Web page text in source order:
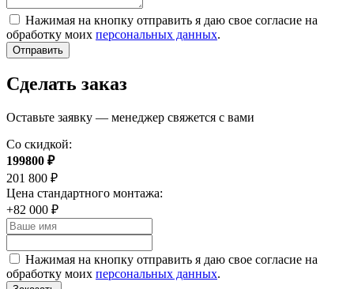
Нажимая на кнопку отправить я даю свое согласие на
обработку моих персональных данных.
Отправить
Сделать заказ
Оставьте заявку — менеджер свяжется с вами
Со скидкой:
199800 ₽
201 800 ₽
Цена стандартного монтажа:
+82 000 ₽
Нажимая на кнопку отправить я даю свое согласие на
обработку моих персональных данных.